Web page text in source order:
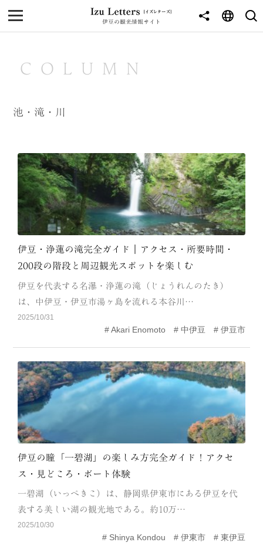
伊豆の観光情報サイト
MENU
NEWS
JOURNEY
西伊豆
南伊豆
北伊豆
中伊豆
CATEGORY
海 岬
池・滝・川 山・公園・棚田
町並み 観光施設
動物と触れ合える場所 カフェ・スイーツ
神社仏閣
人 洞窟・島
ABOUT
COLUMN
池・滝・川
伊豆・浄蓮の滝完全ガイド｜アクセス・所要時間・
200段の階段と周辺観光スポットを楽しむ
伊豆を代表する名瀑・浄蓮の滝（じょうれんのたき）
は、中伊豆・伊豆市湯ヶ島を流れる本谷川…
2025/10/31
Akari Enomoto 中伊豆 伊豆市
伊豆の瞳「一碧湖」の楽しみ方完全ガイド！アクセ
ス・見どころ・ボート体験
一碧湖（いっぺきこ）は、静岡県伊東市にある伊豆を代
表する美しい湖の観光地である。約10万…
2025/10/30
Shinya Kondou 伊東市 東伊豆